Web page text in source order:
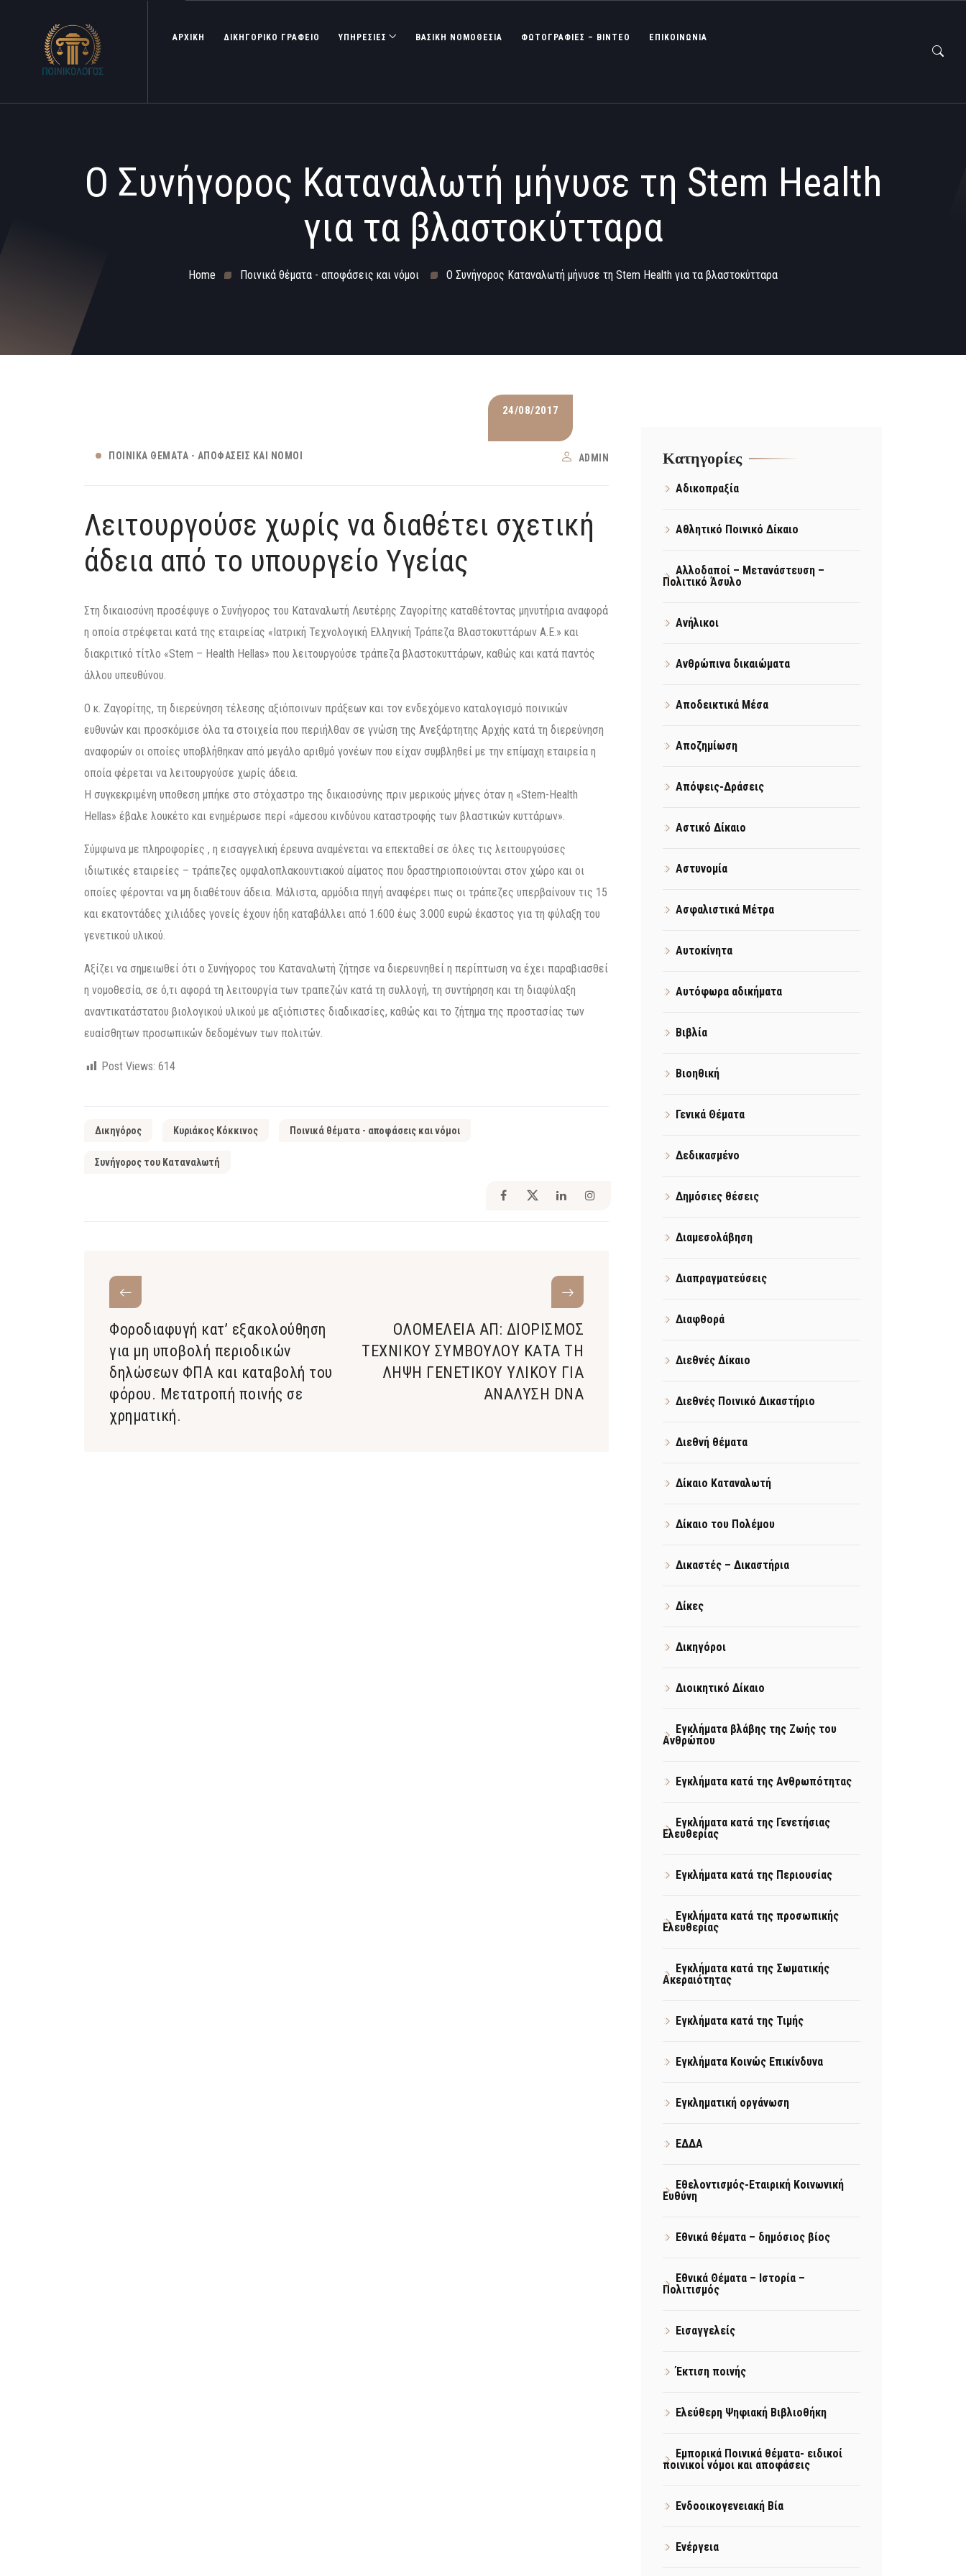
ΑΡΧΙΚΗ ΔΙΚΗΓΟΡΙΚΟ ΓΡΑΦΕΙΟ ΥΠΗΡΕΣΙΕΣ ΒΑΣΙΚΉ ΝΟΜΟΘΕΣΊΑ ΦΩΤΟΓΡΑΦΊΕΣ – ΒΊΝΤΕΟ ΕΠΙΚΟΙΝΩΝΙΑ
Ο Συνήγορος Καταναλωτή μήνυσε τη Stem Health
για τα βλαστοκύτταρα
Home Ποινικά θέματα - αποφάσεις και νόμοι Ο Συνήγορος Καταναλωτή μήνυσε τη Stem Health για τα βλαστοκύτταρα
24/08/2017
ΠΟΙΝΙΚΆ ΘΈΜΑΤΑ - ΑΠΟΦΆΣΕΙΣ ΚΑΙ ΝΌΜΟΙ ADMIN
Λειτουργούσε χωρίς να διαθέτει‭ ‬σχετική‭
‬‬άδεια‭ ‬από‭ ‬το‭ ‬‬υπουργείο ‬Υγείας‭
Στη δικαιοσύνη προσέφυγε ο Συνήγορος του Καταναλωτή Λευτέρης Ζαγορίτης καταθέτοντας μηνυτήρια αναφορά
η οποία στρέφεται κατά της εταιρείας «Ιατρική Τεχνολογική Ελληνική Τράπεζα Βλαστοκυττάρων Α.Ε.» και
διακριτικό τίτλο «Stem – Health Hellas» που λειτουργούσε τράπεζα βλαστοκυττάρων, καθώς και κατά παντός
άλλου υπευθύνου.
Ο κ. Ζαγορίτης, τη διερεύνηση τέλεσης αξιόποινων πράξεων και τον ενδεχόμενο καταλογισμό ποινικών
ευθυνών και προσκόμισε όλα τα στοιχεία που περιήλθαν σε γνώση της Ανεξάρτητης Αρχής κατά τη διερεύνηση
αναφορών οι οποίες υποβλήθηκαν από μεγάλο αριθμό γονέων που είχαν συμβληθεί με την επίμαχη εταιρεία η
οποία φέρεται να λειτουργούσε χωρίς άδεια.
Η συγκεκριμένη υποθεση μπήκε στο στόχαστρο της δικαιοσύνης πριν μερικούς μήνες όταν η «Stem-Health
Hellas» έβαλε λουκέτο και ενημέρωσε περί «άμεσου κινδύνου καταστροφής των βλαστικών κυττάρων».
Σύμφωνα με πληροφορίες , η εισαγγελική έρευνα αναμένεται να επεκταθεί σε όλες τις λειτουργούσες
ιδιωτικές εταιρείες – τράπεζες ομφαλοπλακουντιακού αίματος που δραστηριοποιούνται στον χώρο και οι
οποίες φέρονται να μη διαθέτουν άδεια. Μάλιστα, αρμόδια πηγή αναφέρει πως οι τράπεζες υπερβαίνουν τις 15
και εκατοντάδες χιλιάδες γονείς έχουν ήδη καταβάλλει από 1.600 έως 3.000 ευρώ έκαστος για τη φύλαξη του
γενετικού υλικού.
Αξίζει να σημειωθεί ότι ο Συνήγορος του Καταναλωτή ζήτησε να διερευνηθεί η περίπτωση να έχει παραβιασθεί
η νομοθεσία, σε ό,τι αφορά τη λειτουργία των τραπεζών κατά τη συλλογή, τη συντήρηση και τη διαφύλαξη
αναντικατάστατου βιολογικού υλικού με αξιόπιστες διαδικασίες, καθώς και το ζήτημα της προστασίας των
ευαίσθητων προσωπικών δεδομένων των πολιτών.
Post Views: 614
Δικηγόρος Κυριάκος Κόκκινος Ποινικά θέματα - αποφάσεις και νόμοι
Συνήγορος του Καταναλωτή
Φοροδιαφυγή κατ’ εξακολούθηση
για μη υποβολή περιοδικών
δηλώσεων ΦΠΑ και καταβολή του
φόρου. Μετατροπή ποινής σε
χρηματική.
ΟΛΟΜΕΛΕΙΑ ΑΠ: ΔΙΟΡΙΣΜΟΣ
ΤΕΧΝΙΚΟΥ ΣΥΜΒΟΥΛΟΥ ΚΑΤΑ ΤΗ
ΛΗΨΗ ΓΕΝΕΤΙΚΟΥ ΥΛΙΚΟΥ ΓΙΑ
ΑΝΑΛΥΣΗ DNA
Kατηγορίες
Αδικοπραξία
Αθλητικό Ποινικό Δίκαιο
Αλλοδαποί – Μετανάστευση –
Πολιτικό Άσυλο
Ανήλικοι
Ανθρώπινα δικαιώματα
Αποδεικτικά Μέσα
Αποζημίωση
Απόψεις-Δράσεις
Αστικό Δίκαιο
Αστυνομία
Ασφαλιστικά Μέτρα
Αυτοκίνητα
Αυτόφωρα αδικήματα
Βιβλία
Βιοηθική
Γενικά Θέματα
Δεδικασμένο
Δημόσιες θέσεις
Διαμεσολάβηση
Διαπραγματεύσεις
Διαφθορά
Διεθνές Δίκαιο
Διεθνές Ποινικό Δικαστήριο
Διεθνή θέματα
Δίκαιο Καταναλωτή
Δίκαιο του Πολέμου
Δικαστές – Δικαστήρια
Δίκες
Δικηγόροι
Διοικητικό Δίκαιο
Εγκλήματα βλάβης της Ζωής του
Ανθρώπου
Εγκλήματα κατά της Ανθρωπότητας
Εγκλήματα κατά της Γενετήσιας
Ελευθερίας
Εγκλήματα κατά της Περιουσίας
Εγκλήματα κατά της προσωπικής
Ελευθερίας
Εγκλήματα κατά της Σωματικής
Ακεραιότητας
Εγκλήματα κατά της Τιμής
Εγκλήματα Κοινώς Επικίνδυνα
Εγκληματική οργάνωση
ΕΔΔΑ
Εθελοντισμός-Εταιρική Κοινωνική
Ευθύνη
Εθνικά θέματα – δημόσιος βίος
Εθνικά Θέματα – Ιστορία –
Πολιτισμός
Εισαγγελείς
Έκτιση ποινής
Ελεύθερη Ψηφιακή Βιβλιοθήκη
Εμπορικά Ποινικά θέματα- ειδικοί
ποινικοί νόμοι και αποφάσεις
Ενδοοικογενειακή Βία
Ενέργεια